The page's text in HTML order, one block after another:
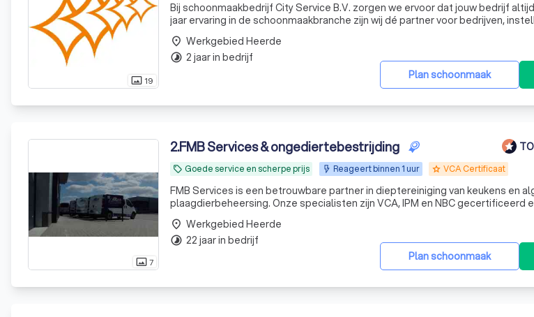
photo_size_select_actual 19
Bij schoonmaakbedrijf City Service B.V. zorgen we ervoor dat jouw bedrijf
jaar ervaring in de schoonmaakbranche zijn wij dé partner voor bedrijven,
kinderdagverblijven in heel Nederland. Van reguliere schoonmaak tot
Plan schoonmaak
place Werkgebied Heerde
timelapse 2 jaar in bedrijf
photo_size_select_actual7
2.FMB Services & ongediertebestrijding
local_offer Goede service en scherpe prijs Reageert binnen 1 uur grade VCA Certificaat
FMB Services is een betrouwbare partner in dieptereiniging van keukens en
plaagdierbeheersing. Onze specialisten zijn VCA, IPM en NBC gecertificeerd en hebben jarenlange
ervaring in hun vakgebied. Wij zijn landelijk actief voor een dieptereiniging en voor de
ongediertebestrijding voorname
Plan schoonmaak
place Werkgebied Heerde
timelapse 22 jaar in bedrijf